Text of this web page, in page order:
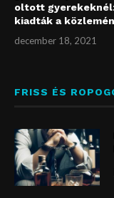
oltott
kiadták a
december 18, 2021
FRISS ÉS